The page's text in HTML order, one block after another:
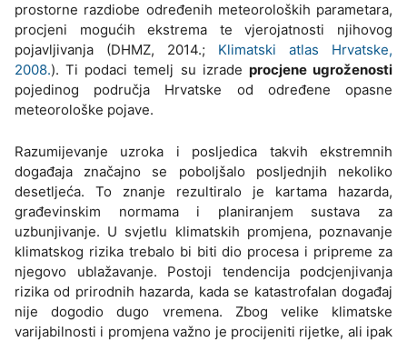
prostorne razdiobe određenih meteoroloških parametara,
procjeni mogućih ekstrema te vjerojatnosti njihovog
pojavljivanja (DHMZ, 2014.; Klimatski atlas Hrvatske,
2008.). Ti podaci temelj su izrade procjene ugroženosti
pojedinog područja Hrvatske od određene opasne
meteorološke pojave.
Razumijevanje uzroka i posljedica takvih ekstremnih
događaja značajno se poboljšalo posljednjih nekoliko
desetljeća. To znanje rezultiralo je kartama hazarda,
građevinskim normama i planiranjem sustava za
uzbunjivanje. U svjetlu klimatskih promjena, poznavanje
klimatskog rizika trebalo bi biti dio procesa i pripreme za
njegovo ublažavanje. Postoji tendencija podcjenjivanja
rizika od prirodnih hazarda, kada se katastrofalan događaj
nije dogodio dugo vremena. Zbog velike klimatske
varijabilnosti i promjena važno je procijeniti rijetke, ali ipak